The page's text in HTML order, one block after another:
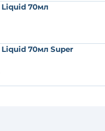
70мл
70мл Super